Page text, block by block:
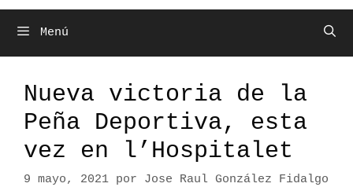
Menú
Nueva victoria de la
Peña Deportiva, esta
vez en l’Hospitalet
9 mayo, 2021 por Jose Raul González Fidalgo